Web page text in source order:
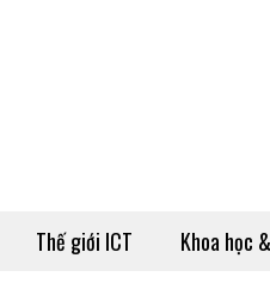
Thế giới ICT Khoa học